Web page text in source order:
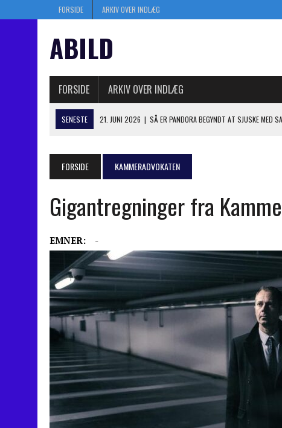
FORSIDE ARKIV OVER INDLÆG
ABILD
FORSIDE ARKIV OVER INDLÆG
SENESTE 21. JUNI 2026 | SÅ ER PANDORA BEGYNDT AT SJUSKE MED
6. JANUAR 2025 | MYSTIK OM DOBBELT BOGHOLDERI I PANDORA OP TIL
4. JULI 2026
KASI TABTE I BYRETTEN: TRÆKKER NYT ANGREBSVÅBEN I
FORSIDE KAMMERADVOKATEN
Gigantregninger fra
EMNER: -